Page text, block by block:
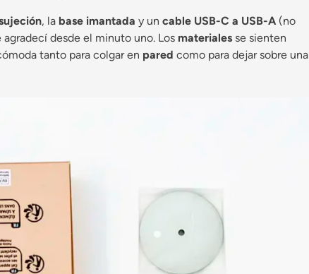
, la base imantada y un cable USB-C a USB-A (no
agradecí desde el minuto uno. Los materiales se sienten
tanto para colgar en pared como para dejar sobre una